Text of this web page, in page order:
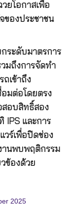
ยโอกาสเพื่อ
ของประชาชน
กระดับมาตรการ
มถึงการจัดทำ
เข้าถึง
อมต่อโดยตรง
สอบสิทธิ์สอง
IPS และการ
วร์เพื่อปิดช่อง
านพบพฤติกรรม
ข้องด้วย
2025